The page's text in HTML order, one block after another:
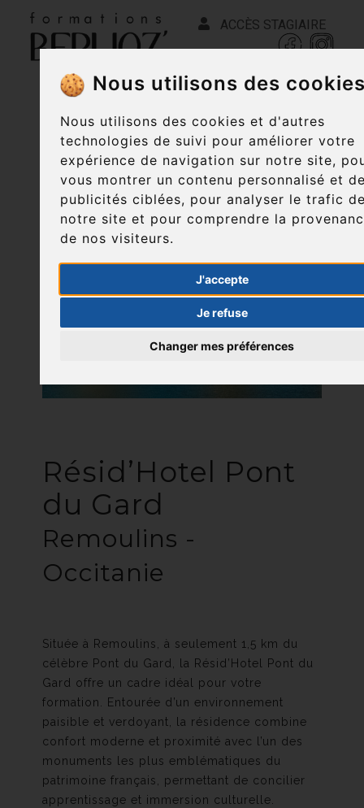
Nous utilisons des
Nous utilisons des cookies et d'autres
technologies de suivi pour améliorer votre
expérience de navigation sur notre site,
vous montrer un contenu personnalisé et
publicités ciblées, pour analyser le trafic
notre site et pour comprendre la
de nos visiteurs.
J'accepte
Je refuse
Changer mes préférences
ACCÈS STAGIAIRE
Résid’Hotel Pont
du Gard
Remoulins -
Occitanie
Située à Remoulins, à seulement 1,5 km du
célèbre Pont du Gard, la Résid’Hotel Pont du
Gard offre un cadre idéal pour votre
formation. Entourée d’un environnement
paisible et verdoyant, la résidence combine
confort moderne et proximité avec l’un des
monuments les plus emblématiques du
patrimoine français, permettant de concilier
apprentissage et immersion culturelle.